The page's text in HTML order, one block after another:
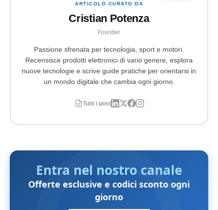
ARTICOLO CURATO DA
Cristian Potenza
Founder
Passione sfrenata per tecnologia, sport e motori.
Recensisce prodotti elettronici di vario genere, esplora
nuove tecnologie e scrive guide pratiche per orientarsi in
un mondo digitale che cambia ogni giorno.
Tutti i post
Entra nel nostro canale
Offerte esclusive e codici sconto ogni
giorno